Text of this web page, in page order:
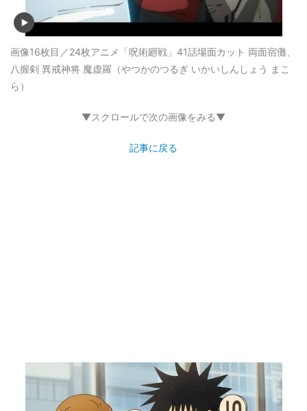
画像16枚目／24枚アニメ「呪術廻戦」41話場面カット 両面宿儺、
八握剣 異戒神将 魔虚羅（やつかのつるぎ いかいしんしょう まこ
ら）
▼スクロールで次の画像をみる▼
記事に戻る